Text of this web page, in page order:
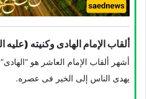
ألقاب الإمام الهادی وکنیته (علیه
أشهر ألقاب الإمام العاشر هو
یهدی الناس إلى الخیر فی عصره.